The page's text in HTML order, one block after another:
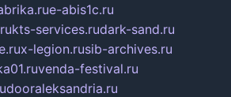
e-abis1c.ru
kts-services.rudark-sand.ru
x-legion.rusib-archives.ru
venda-festival.ru
dooraleksandria.ru